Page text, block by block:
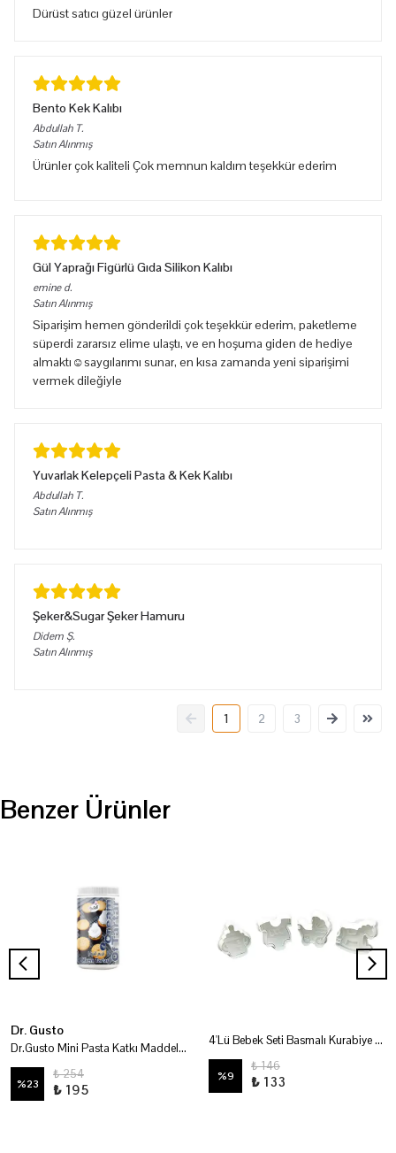
Dürüst satıcı güzel ürünler
Bento Kek Kalıbı
Abdullah T.
Satın Alınmış
Ürünler çok kaliteli Çok memnun kaldım teşekkür ederim
Gül Yaprağı Figürlü Gıda Silikon Kalıbı
emine d.
Satın Alınmış
Siparişim hemen gönderildi çok teşekkür ederim, paketleme
süperdi zararsız elime ulaştı, ve en hoşuma giden de hediye
almaktı☺️saygılarımı sunar, en kısa zamanda yeni siparişimi
vermek dileğiyle
Yuvarlak Kelepçeli Pasta & Kek Kalıbı
Abdullah T.
Satın Alınmış
Şeker&Sugar Şeker Hamuru
Didem Ş.
Satın Alınmış
1 2 3
Benzer Ürünler
Dr. Gusto
Dr.Gusto Mini Pasta Katkı Maddeleri - Krem Tartar 80 Gr
%23
₺ 254
₺ 195
4'Lü Bebek Seti Basmalı Kurabiye Kalıbı
%9
₺ 146
₺ 133